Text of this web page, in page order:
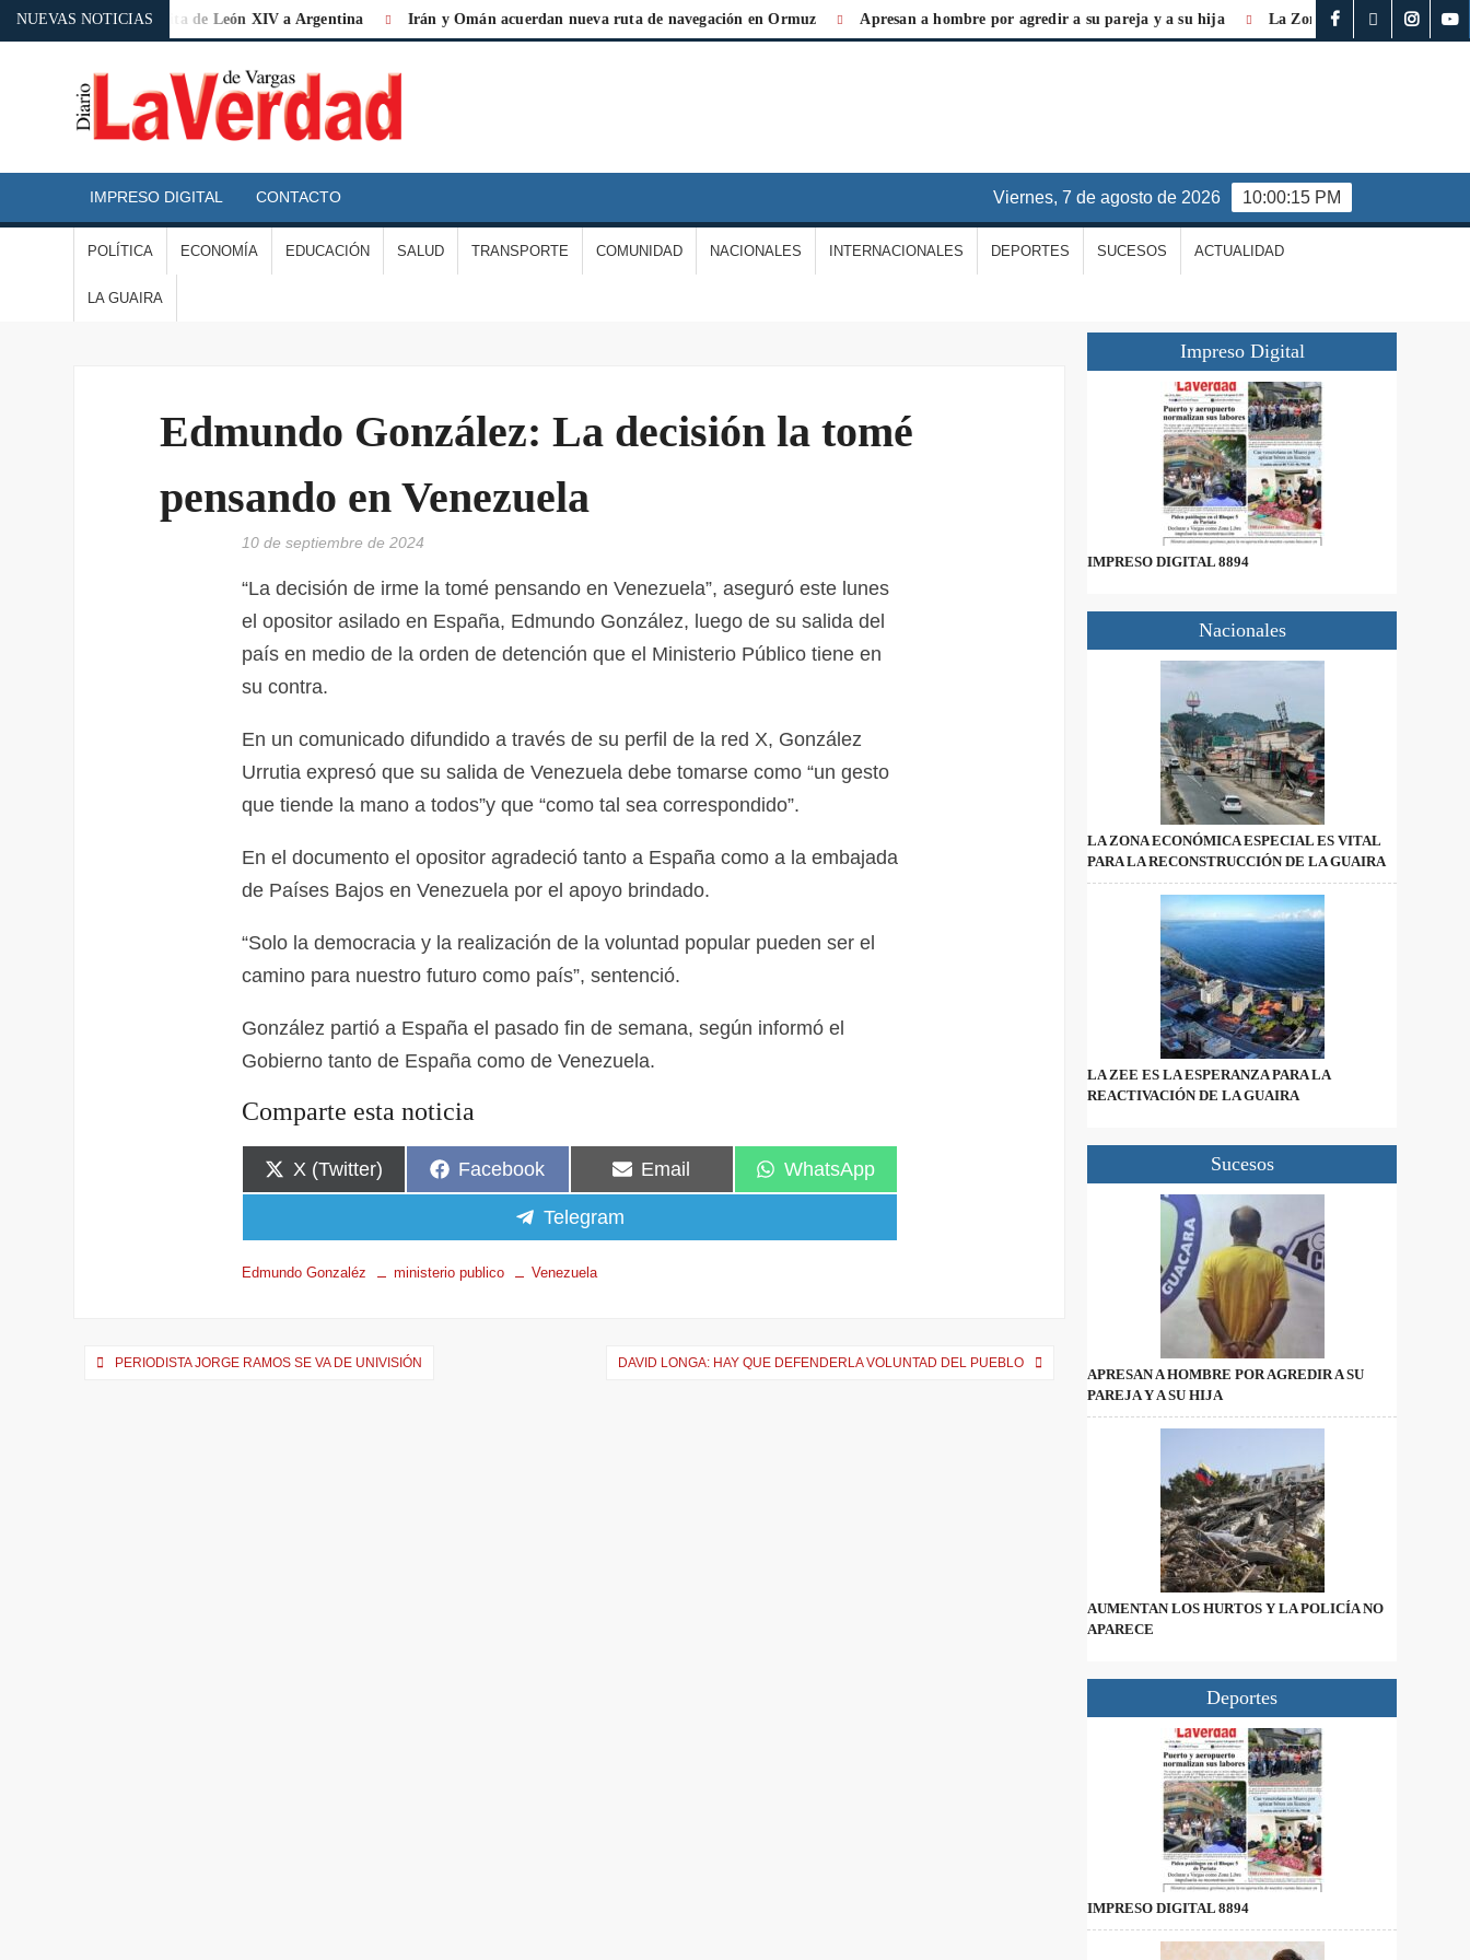
NUEVAS NOTICIAS
«histórica» la visita de León XIV a Argentina Irán y Omán acuerdan nueva ruta de navegación en Ormuz Apresan a hombre por agredir a su pareja y a su hija La Zona Económica Especial es
LA
VERDAD
DE
IMPRESO DIGITAL CONTACTO 10:00:16 PM
viernes, 7 de agosto de 2026
POLÍTICA ECONOMÍA EDUCACIÓN SALUD TRANSPORTE COMUNIDAD NACIONALES INTERNACIONALES DEPORTES SUCESOS ACTUALIDAD
LA GUAIRA
Edmundo González: La decisión la tomé
pensando en Venezuela
10 de septiembre de 2024
“La decisión de irme la tomé pensando en Venezuela”, aseguró este lunes
el opositor asilado en España, Edmundo González, luego de su salida del
país en medio de la orden de detención que el Ministerio Público tiene en
su contra.
En un comunicado difundido a través de su perfil de la red X, González
Urrutia expresó que su salida de Venezuela debe tomarse como “un gesto
que tiende la mano a todos”y que “como tal sea correspondido”.
En el documento el opositor agradeció tanto a España como a la embajada
de Países Bajos en Venezuela por el apoyo brindado.
“Solo la democracia y la realización de la voluntad popular pueden ser el
camino para nuestro futuro como país”, sentenció.
González partió a España el pasado fin de semana, según informó el
Gobierno tanto de España como de Venezuela.
Comparte esta noticia
X (Twitter) Facebook Email WhatsApp
Telegram
Edmundo Gonzaléz ministerio publico Venezuela
PERIODISTA JORGE RAMOS SE VA DE UNIVISIÓN DAVID LONGA: HAY QUE DEFENDERLA VOLUNTAD DEL PUEBLO
Impreso Digital
IMPRESO DIGITAL 8894
Nacionales
LA ZONA ECONÓMICA ESPECIAL ES VITAL
PARA LA RECONSTRUCCIÓN DE LA GUAIRA
LA ZEE ES LA ESPERANZA PARA LA
REACTIVACIÓN DE LA GUAIRA
Sucesos
APRESAN A HOMBRE POR AGREDIR A SU
PAREJA Y A SU HIJA
AUMENTAN LOS HURTOS Y LA POLICÍA NO
APARECE
Deportes
IMPRESO DIGITAL 8894